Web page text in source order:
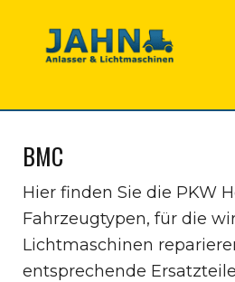
BMC
Hier finden Sie die PKW
Fahrzeugtypen, für die
Lichtmaschinen
entsprechende